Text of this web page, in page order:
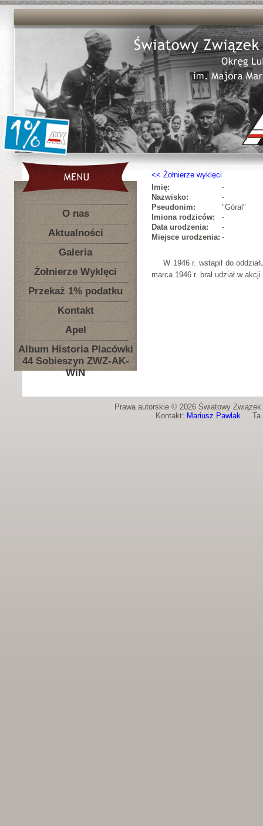
O nas
Aktualności
Galeria
Żołnierze Wyklęci
Przekaż 1% podatku
Kontakt
Apel
Album Historia Placówki
44 Sobieszyn ZWZ-AK-
WiN
Żołnierze wyklęci
Imię:
-
Nazwisko:
-
Pseudonim:
"Góral"
Imiona rodziców:
-
Data urodzenia:
-
Miejsce urodzenia: -
W 1946 r. wstąpił do
marca 1946 r. brał udział w
Prawa autorskie © 2026 Światowy
Kontakt: Mariusz PawlakTa